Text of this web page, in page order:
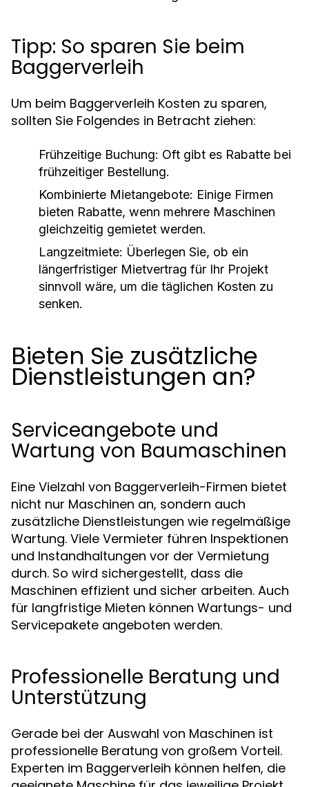
Tipp: So sparen Sie beim
Baggerverleih
Um beim Baggerverleih Kosten zu sparen,
sollten Sie Folgendes in Betracht ziehen:
Frühzeitige Buchung: Oft gibt es Rabatte bei
frühzeitiger Bestellung.
Kombinierte Mietangebote: Einige Firmen
bieten Rabatte, wenn mehrere Maschinen
gleichzeitig gemietet werden.
Langzeitmiete: Überlegen Sie, ob ein
längerfristiger Mietvertrag für Ihr Projekt
sinnvoll wäre, um die täglichen Kosten zu
senken.
Bieten Sie zusätzliche
Dienstleistungen an?
Serviceangebote und
Wartung von Baumaschinen
Eine Vielzahl von Baggerverleih-Firmen bietet
nicht nur Maschinen an, sondern auch
zusätzliche Dienstleistungen wie regelmäßige
Wartung. Viele Vermieter führen Inspektionen
und Instandhaltungen vor der Vermietung
durch. So wird sichergestellt, dass die
Maschinen effizient und sicher arbeiten. Auch
für langfristige Mieten können Wartungs- und
Servicepakete angeboten werden.
Professionelle Beratung und
Unterstützung
Gerade bei der Auswahl von Maschinen ist
professionelle Beratung von großem Vorteil.
Experten im Baggerverleih können helfen, die